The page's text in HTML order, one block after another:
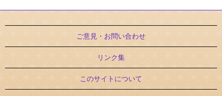
ご意見・お問い合わせ
リンク集
このサイトについて